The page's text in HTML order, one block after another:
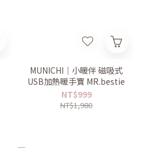
MUNICHI｜小暖伴 磁吸式
USB加熱暖手寶 MR.bestie
NT$999
NT$1,980